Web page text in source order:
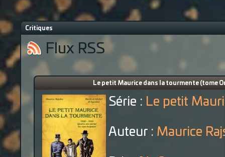
Critiques
Flux RSS
Le petit Maurice dans la tourmente (tome
Série : Le petit
Auteur : Maurice